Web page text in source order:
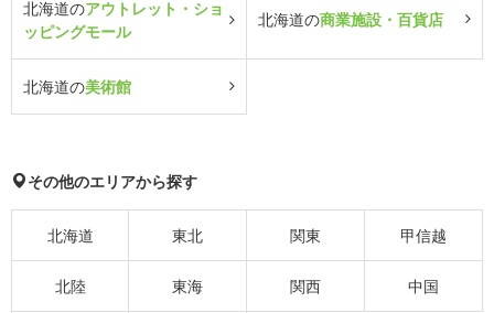
北海道のアウトレット・ショ
ッピングモール
北海道の商業施設・百貨店
北海道の美術館
その他のエリアから探す
北海道 東北 関東 甲信越
北陸 東海 関西 中国